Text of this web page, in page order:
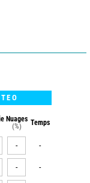
Nuages
(%)
Temps
- -
- -